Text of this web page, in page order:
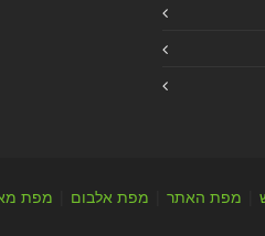
מפת האתר מפת אלבום
מפת